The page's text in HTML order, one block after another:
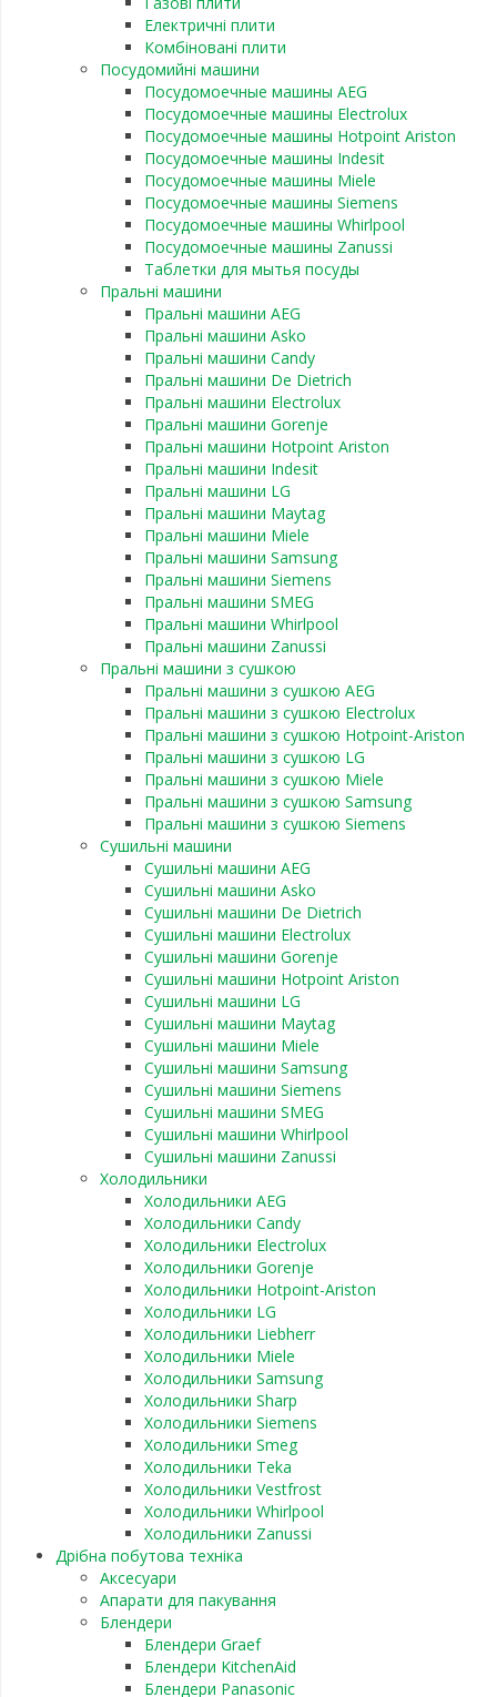
Електричні плити
Комбіновані плити
Посудомийні машини
Посудомоечные машины AEG
Посудомоечные машины Electrolux
Посудомоечные машины Hotpoint Ariston
Посудомоечные машины Indesit
Посудомоечные машины Miele
Посудомоечные машины Siemens
Посудомоечные машины Whirlpool
Посудомоечные машины Zanussi
Таблетки для мытья посуды
Пральні машини
Пральні машини AEG
Пральні машини Asko
Пральні машини Candy
Пральні машини De Dietrich
Пральні машини Electrolux
Пральні машини Gorenje
Пральні машини Hotpoint Ariston
Пральні машини Indesit
Пральні машини LG
Пральні машини Maytag
Пральні машини Miele
Пральні машини Samsung
Пральні машини Siemens
Пральні машини SMEG
Пральні машини Whirlpool
Пральні машини Zanussi
Пральні машини з сушкою
Пральні машини з сушкою AEG
Пральні машини з сушкою Electrolux
Пральні машини з сушкою Hotpoint-Ariston
Пральні машини з сушкою LG
Пральні машини з сушкою Miele
Пральні машини з сушкою Samsung
Пральні машини з сушкою Siemens
Сушильні машини
Сушильні машини AEG
Сушильні машини Asko
Сушильні машини De Dietrich
Сушильні машини Electrolux
Сушильні машини Gorenje
Сушильні машини Hotpoint Ariston
Сушильні машини LG
Сушильні машини Maytag
Сушильні машини Miele
Сушильні машини Samsung
Сушильні машини Siemens
Сушильні машини SMEG
Сушильні машини Whirlpool
Сушильні машини Zanussi
Холодильники
Холодильники AEG
Холодильники Candy
Холодильники Electrolux
Холодильники Gorenje
Холодильники Hotpoint-Ariston
Холодильники LG
Холодильники Liebherr
Холодильники Miele
Холодильники Samsung
Холодильники Sharp
Холодильники Siemens
Холодильники Smeg
Холодильники Teka
Холодильники Vestfrost
Холодильники Whirlpool
Холодильники Zanussi
Дрібна побутова техніка
Аксесуари
Апарати для пакування
Блендери
Блендери Graef
Блендери KitchenAid
Блендери Panasonic